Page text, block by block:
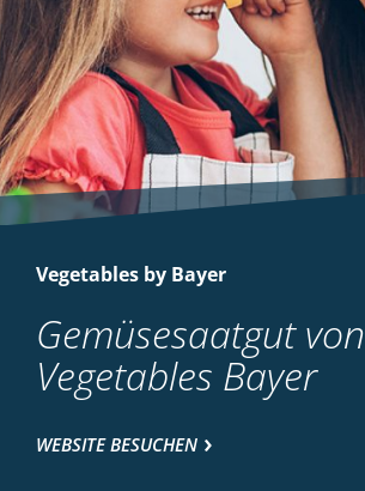
Vegetables by Bayer
Gemüsesaatgut von
Vegetables Bayer
WEBSITE BESUCHEN